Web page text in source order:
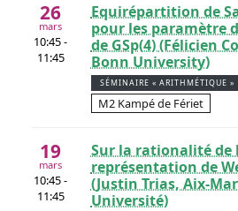
26
mars
10:45 -
11:45
Equirépartition de
pour les paramètre
de GSp(4) (Félicien
Bonn University)
SÉMINAIRE « ARITHMÉTIQUE »
M2 Kampé de Fériet
19
mars
10:45 -
11:45
Sur la rationalité de
représentation de
(Justin Trias, Aix-
Université)